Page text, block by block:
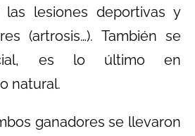
las lesiones deportivas y
(artrosis…). También se
es lo último en
natural.
ganadores se llevaron